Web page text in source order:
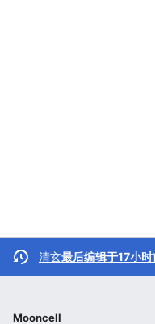
清玄最后编辑于17小时
Mooncell